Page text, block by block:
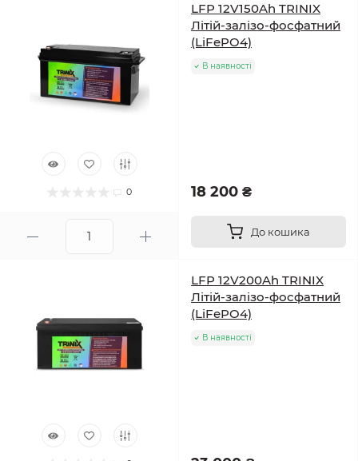
0
LFP 12V150Ah TRINIX
Літій-залізо-фосфатний
(LiFePO4)
В наявності
18 200 ₴
До кошика
LFP 12V200Ah TRINIX
Літій-залізо-фосфатний
(LiFePO4)
В наявності